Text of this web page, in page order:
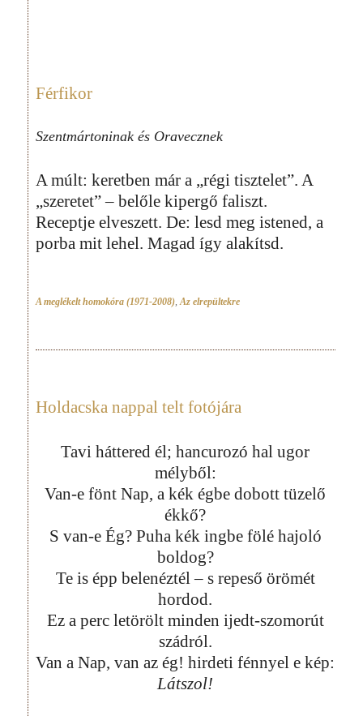
Férfikor
Szentmártoninak és Oravecznek
A múlt: keretben már a „régi tisztelet”. A
„szeretet” – belőle kipergő faliszt.
Receptje elveszett. De: lesd meg istened, a
porba mit lehel. Magad így alakítsd.
A meglékelt homokóra (1971-2008),Az elrepültekre
Holdacska nappal telt fotójára
Tavi háttered él; hancurozó hal ugor
mélyből:
Van-e fönt Nap, a kék égbe dobott tüzelő
ékkő?
S van-e Ég? Puha kék ingbe fölé hajoló
boldog?
Te is épp belenéztél – s repeső örömét
hordod.
Ez a perc letörölt minden ijedt-szomorút
szádról.
Van a Nap, van az ég! hirdeti fénnyel e kép:
Látszol!